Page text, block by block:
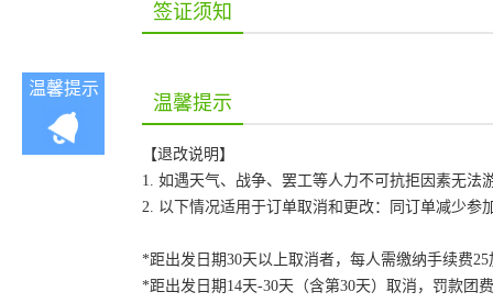
签证须知
温馨提示
温馨提示
【退改说明】
1. 如遇天气、战争、罢工等人力不可抗拒因素无
2. 以下情况适用于订单取消和更改：同订单减少
*距出发日期30天以上取消者，每人需缴纳手续费
*距出发日期14天-30天（含第30天）取消，罚款团